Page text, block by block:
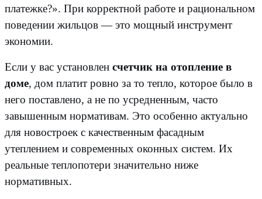
платежке?». При корректной работе и рациональном
поведении жильцов — это мощный инструмент
экономии.
Если у вас установлен счетчик на отопление в
доме, дом платит ровно за то тепло, которое было в
него поставлено, а не по усредненным, часто
завышенным нормативам. Это особенно актуально
для новостроек с качественным фасадным
утеплением и современных оконных систем. Их
реальные теплопотери значительно ниже
нормативных.